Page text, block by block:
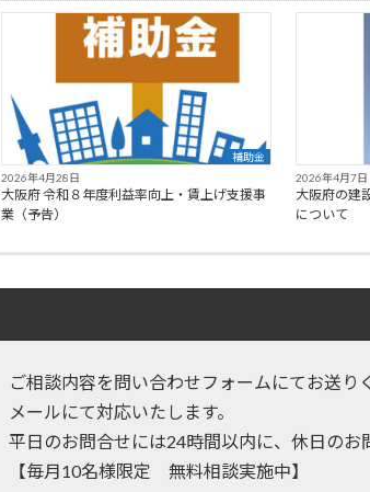
補助金
2026年4月28日
大阪府 令和８年度利益率向上・賃上げ支援事
業（予告）
2026年4月7日
大阪府の建
について
ご相談内容を問い合わせフォームにてお送り
メールにて対応いたします。
平日のお問合せには24時間以内に、休日のお
【毎月10名様限定 無料相談実施中】